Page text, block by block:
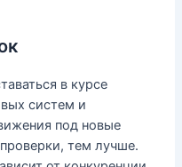
в курсе
систем и
под новые
тем лучше.